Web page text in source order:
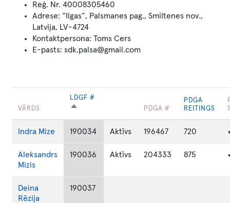
Reģ. Nr. 40008305460
Adrese: “Ilgas”, Palsmanes pag., Smiltenes nov.,
Latvija, LV-4724
Kontaktpersona: Toms Cers
E-pasts: sdk.palsa@gmail.com
VĀRDS
LDGF #
SAKĀRTOT
PDGA #
PDGA
REITINGS
Indra Mize 190034 Aktīvs 196467 720
Aleksandrs
Mizis
190036 Aktīvs 204333 875
Deina
Rēzija
190037